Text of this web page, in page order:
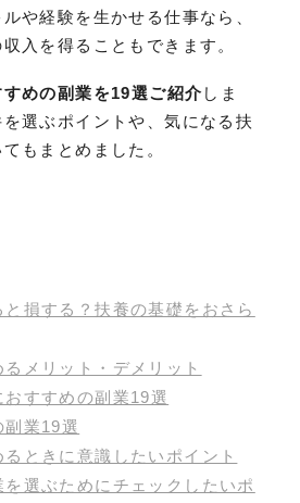
や経験を生かせる仕事なら、
入を得ることもできます。
すめの副業を19選ご紹介しま
選ぶポイントや、気になる扶
もまとめました。
損する？扶養の基礎をおさら
メリット・デメリット
おすすめの副業19選
業19選
ときに意識したいポイント
選ぶためにチェックしたいポ